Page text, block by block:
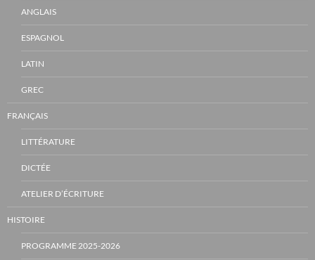
ANGLAIS
ESPAGNOL
LATIN
GREC
FRANÇAIS
LITTÉRATURE
DICTÉE
ATELIER D’ÉCRITURE
HISTOIRE
PROGRAMME 2025-2026